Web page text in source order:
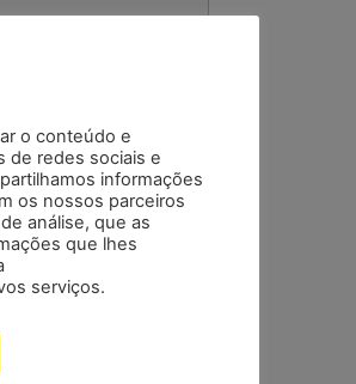
o conteúdo e
de redes sociais e
informações
os nossos parceiros
análise, que as
que lhes
serviços.